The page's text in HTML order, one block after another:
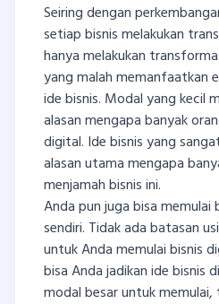
Seiring dengan
setiap bisnis melakukan
hanya melakukan
yang malah memanfaatkan
ide bisnis. Modal yang kecil
alasan mengapa banyak
digital. Ide bisnis yang
alasan utama mengapa
menjamah bisnis ini.
Anda pun juga bisa memulai
sendiri. Tidak ada batasan
untuk Anda memulai bisnis
bisa Anda jadikan ide bisnis
modal besar untuk